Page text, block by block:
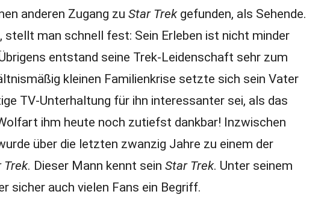
anderen Zugang zu Star Trekgefunden, als Sehende.
man schnell fest: Sein Erleben ist nicht minder
entstand seine Trek-Leidenschaft sehr zum
kleinen Familienkrise setzte sich sein Vater
TV-Unterhaltung für ihn interessanter sei, als das
ihm heute noch zutiefst dankbar! Inzwischen
über die letzten zwanzig Jahre zu einem der
Trek. Dieser Mann kennt sein Star Trek. Unter seinem
sicher auch vielen Fans ein Begriff.